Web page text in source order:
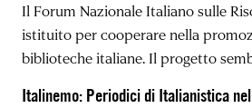
Il Forum Nazionale Italiano sulle
istituito per cooperare nella
biblioteche italiane. Il progetto
Italinemo: Periodici di Italianistica